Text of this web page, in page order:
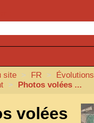
EDITEURS
site > FR > Évolutions
> Photos volées ...
volées